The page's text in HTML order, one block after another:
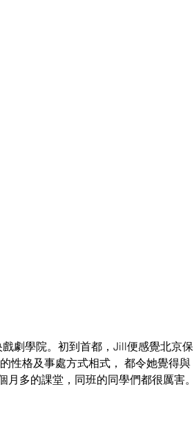
劇學院。初到首都，Jill便感覺北京保
性格及事處方式相式， 都令她覺得與
多的課堂，同班的同學們都很厲害。